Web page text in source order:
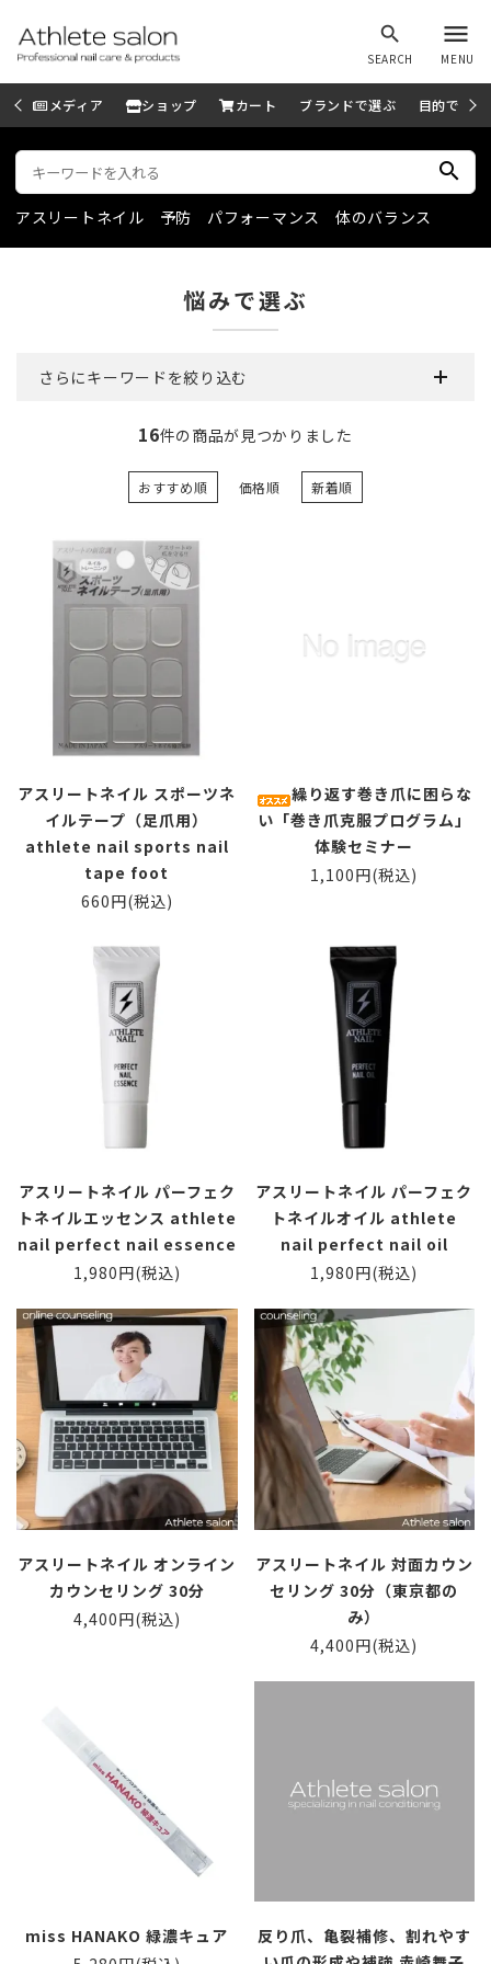
search
SEARCH
menu
MENU
メディア ショップ カート ブランドで選ぶ 目的で選ぶ
search
アスリートネイル 予防 パフォーマンス 体のバランス
悩みで選ぶ
さらにキーワードを絞り込む
16件の商品が見つかりました
おすすめ順 価格順 新着順
アスリートネイル スポーツネ
イルテープ（足爪用）
athlete nail sports nail
tape foot
660円(税込)
繰り返す巻き爪に困らな
い「巻き爪克服プログラム」
体験セミナー
1,100円(税込)
アスリートネイル パーフェク
トネイルエッセンス athlete
nail perfect nail essence
1,980円(税込)
アスリートネイル パーフェク
トネイルオイル athlete
nail perfect nail oil
1,980円(税込)
アスリートネイル オンライン
カウンセリング 30分
4,400円(税込)
アスリートネイル 対面カウン
セリング 30分（東京都の
み）
4,400円(税込)
miss HANAKO 緑濃キュア
反り爪、亀裂補修、割れやす